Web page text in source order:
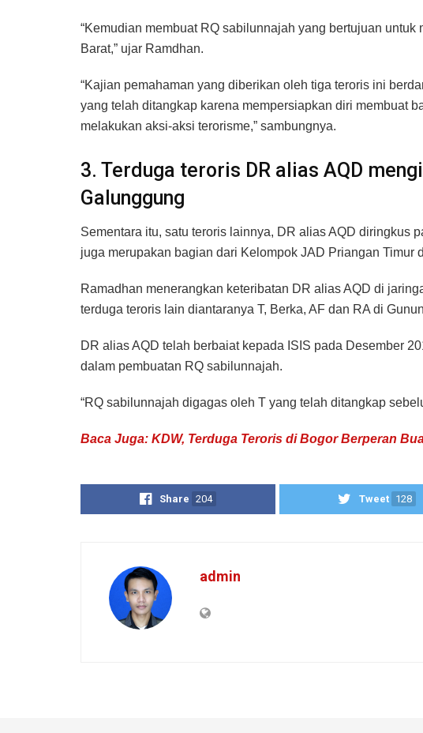
“Kemudian membuat RQ sabilunnajah yang bertujuan
Barat,” ujar Ramdhan.
“Kajian pemahaman yang diberikan oleh tiga teroris ini
yang telah ditangkap karena mempersiapkan diri membuat
melakukan aksi-aksi terorisme,” sambungnya.
3. Terduga teroris DR alias AQD
Galunggung
Sementara itu, satu teroris lainnya, DR alias AQD diringkus
juga merupakan bagian dari Kelompok JAD Priangan Timur
Ramadhan menerangkan keteribatan DR alias AQD di
terduga teroris lain diantaranya T, Berka, AF dan RA di
DR alias AQD telah berbaiat kepada ISIS pada Desember
dalam pembuatan RQ sabilunnajah.
“RQ sabilunnajah digagas oleh T yang telah ditangkap
Baca Juga: KDW, Terduga Teroris di Bogor Berperan
Share 204 Tweet 128
admin